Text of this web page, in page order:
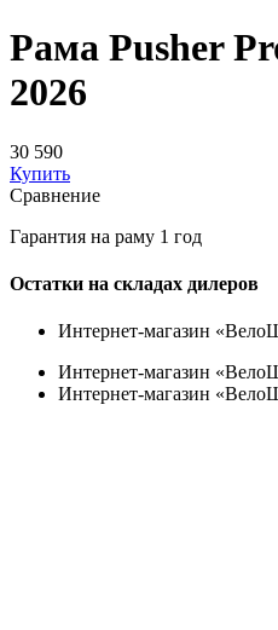
Рама Pusher
2026
30 590
Купить
Сравнение
Гарантия на раму 1 год
Остатки на складах дилеров
Интернет-магазин
Интернет-магазин
Интернет-магазин